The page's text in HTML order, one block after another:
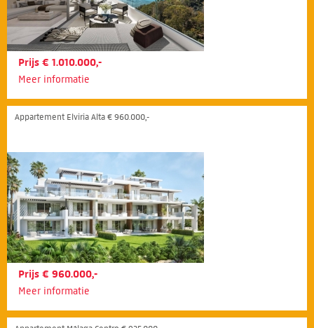
Prijs € 1.010.000,-
Meer informatie
Appartement Elviria Alta € 960.000,-
Prijs € 960.000,-
Meer informatie